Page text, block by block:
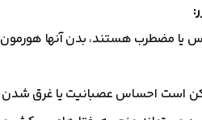
یا مضطرب هستند، بدن آنها
احساس عصبانیت یا غرق شدن